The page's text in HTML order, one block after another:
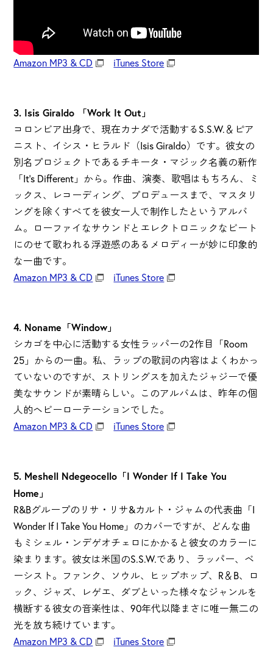
Amazon MP3 & CD iTunes Store
3. Isis Giraldo 「Work It Out」
コロンビア出身で、現在カナダで活動するS.S.W.＆ピア
ニスト、イシス・ヒラルド（Isis Giraldo）です。彼女の
別名プロジェクトであるチキータ・マジック名義の新作
「It's Different」から。作曲、演奏、歌唱はもちろん、ミ
ックス、レコーディング、プロデュースまで、マスタリ
ングを除くすべてを彼女一人で制作したというアルバ
ム。ローファイなサウンドとエレクトロニックなビート
にのせて歌われる浮遊感のあるメロディーが妙に印象的
な一曲です。
Amazon MP3 & CD
iTunes Store
4. Noname「Window」
シカゴを中心に活動する女性ラッパーの2作目「Room
25」からの一曲。私、ラップの歌詞の内容はよくわかっ
ていないのですが、ストリングスを加えたジャジーで優
美なサウンドが素晴らしい。このアルバムは、昨年の個
人的ヘビーローテーションでした。
Amazon MP3 & CD
iTunes Store
5. Meshell Ndegeocello「I Wonder If I Take You
Home」
R&Bグループのリサ・リサ&カルト・ジャムの代表曲「I
Wonder If I Take You Home」のカバーですが、どんな曲
もミシェル・ンデゲオチェロにかかると彼女のカラーに
染まります。彼女は米国のS.S.W.であり、ラッパー、ベ
ーシスト。ファンク、ソウル、ヒップホップ、R＆B、ロ
ック、ジャズ、レゲエ、ダブといった様々なジャンルを
横断する彼女の音楽性は、90年代以降まさに唯一無二の
光を放ち続けています。
Amazon MP3 & CD
iTunes Store